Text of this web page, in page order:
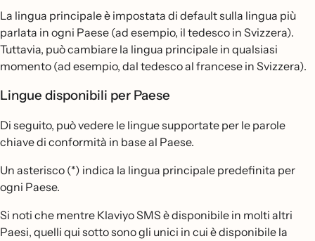
La lingua principale è impostata di default sulla lingua più
parlata in ogni Paese (ad esempio, il tedesco in Svizzera).
Tuttavia, può cambiare la lingua principale in qualsiasi
momento (ad esempio, dal tedesco al francese in Svizzera).
Lingue disponibili per Paese
Di seguito, può vedere le lingue supportate per le parole
chiave di conformità in base al Paese.
Un asterisco (*) indica la lingua principale predefinita per
ogni Paese.
Si noti che mentre Klaviyo SMS è disponibile in molti altri
Paesi, quelli qui sotto sono gli unici in cui è disponibile la